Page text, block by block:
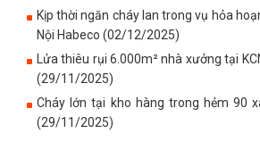
Kịp thời ngăn cháy lan trong vụ hỏa
Nội Habeco (02/12/2025)
Lửa thiêu rụi 6.000m² nhà xưởng tại
(29/11/2025)
Cháy lớn tại kho hàng trong hẻm 90
(29/11/2025)